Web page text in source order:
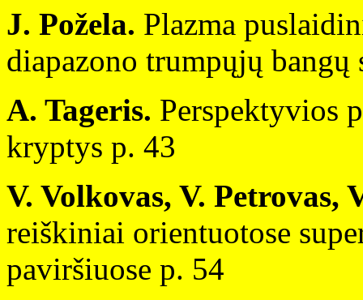
J. Požela. Plazma
diapazono trumpųjų
A. Tageris. Perspektyvios
kryptys p. 43
V. Volkovas, V. Petrovas,
reiškiniai orientuotose
paviršiuose p. 54